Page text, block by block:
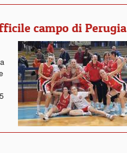
campo di Perugia